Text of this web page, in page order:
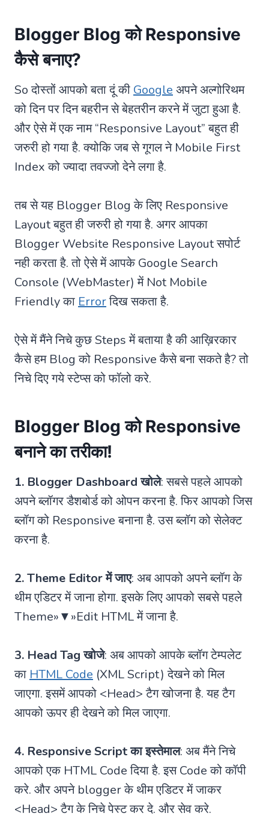
Blogger Blog को Responsive
कैसे बनाए?
So दोस्तों आपको बता दूं की Google अपने अल्गोरिथम
को दिन पर दिन बहरीन से बेहतरीन करने में जुटा हुआ है.
और ऐसे में एक नाम “Responsive Layout” बहुत ही
जरुरी हो गया है. क्योकि जब से गूगल ने Mobile First
Index को ज्यादा तवज्जो देने लगा है.
तब से यह Blogger Blog के लिए Responsive
Layout बहुत ही जरुरी हो गया है. अगर आपका
Blogger Website Responsive Layout सपोर्ट
नही करता है. तो ऐसे में आपके Google Search
Console (WebMaster) में Not Mobile
Friendly का Errorदिख सकता है.
ऐसे में मैंने निचे कुछ Steps में बताया है की आख़िरकार
कैसे हम Blog को Responsive कैसे बना सकते है? तो
निचे दिए गये स्टेप्स को फॉलो करे.
Blogger Blog को Responsive
बनाने का तरीका!
1. Blogger Dashboard खोले: सबसे पहले आपको
अपने ब्लॉगर डैशबोर्ड को ओपन करना है. फिर आपको जिस
ब्लॉग को Responsive बनाना है. उस ब्लॉग को सेलेक्ट
करना है.
2. Theme Editor में जाए: अब आपको अपने ब्लॉग के
थीम एडिटर में जाना होगा. इसके लिए आपको सबसे पहले
Theme»▼»Edit HTML में जाना है.
3. Head Tag खोजे: अब आपको आपके ब्लॉग टेम्पलेट
का HTML Code (XML Script) देखने को मिल
जाएगा. इसमें आपको <Head> टैग खोजना है. यह टैग
आपको ऊपर ही देखने को मिल जाएगा.
4. Responsive Script का इस्तेमाल: अब मैंने निचे
आपको एक HTML Code दिया है. इस Code को कॉपी
करे. और अपने blogger के थीम एडिटर में जाकर
<Head> टैग के निचे पेस्ट कर दे. और सेव करे.